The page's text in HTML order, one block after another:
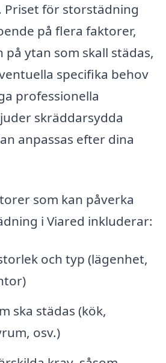
Priset för storstädning
på flera faktorer,
på ytan som skall städas,
specifika behov
professionella
skräddarsydda
anpassas efter dina
som kan påverka
i Viared inkluderar:
och typ (lägenhet,
ska städas (kök,
osv.)